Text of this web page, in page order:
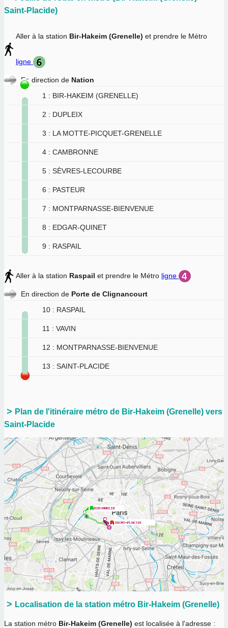
Saint-Placide)
Aller à la station Bir-Hakeim (Grenelle) et prendre le Métro
ligne
En direction de Nation
1 : BIR-HAKEIM (GRENELLE)
2 : DUPLEIX
3 : LA MOTTE-PICQUET-GRENELLE
4 : CAMBRONNE
5 : SÈVRES-LECOURBE
6 : PASTEUR
7 : MONTPARNASSE-BIENVENUE
8 : EDGAR-QUINET
9 : RASPAIL
Aller à la station Raspail et prendre le Métro ligne
En direction de Porte de Clignancourt
10 : RASPAIL
11 : VAVIN
12 : MONTPARNASSE-BIENVENUE
13 : SAINT-PLACIDE
Plan de l'itinéraire métro de Bir-Hakeim (Grenelle) vers
Saint-Placide
Localisation de la station métro Bir-Hakeim (Grenelle)
La station métro Bir-Hakeim (Grenelle) est localisée à l'adresse :